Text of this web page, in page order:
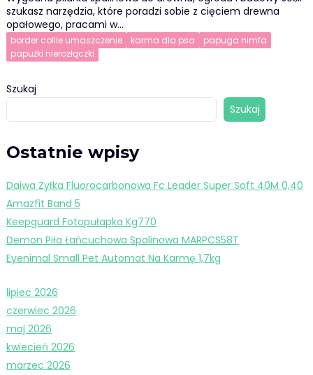
szukasz narzędzia, które poradzi sobie z cięciem drewna
opałowego, pracami w…
border collie umaszczenie karma dla psa
papuga nimfa
papużki nierozłączki
Szukaj
Szukaj
Ostatnie wpisy
Daiwa Żyłka Fluorocarbonowa Fc Leader Super Soft 40M 0,40
Amazfit Band 5
Keepguard Fotopułapka Kg770
Demon Piła Łańcuchowa Spalinowa MARPCS58T
Eyenimal Small Pet Automat Na Karmę 1,7kg
lipiec 2026
czerwiec 2026
maj 2026
kwiecień 2026
marzec 2026